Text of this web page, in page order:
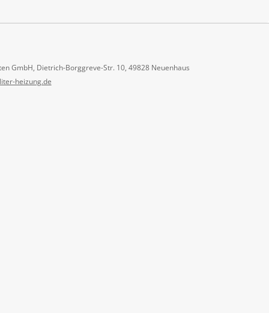
GmbH, Dietrich-Borggreve-Str. 10, 49828 Neuenhaus
heizung.de